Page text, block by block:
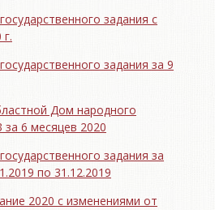
задания с
задания за 9
Дом народного
за 6 месяцев 2020
задания за
по 31.12.2019
2020 с изменениями от